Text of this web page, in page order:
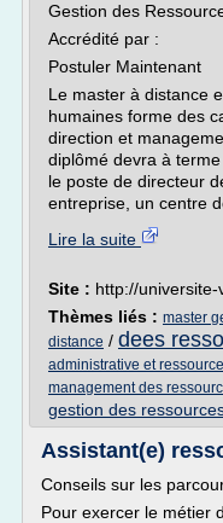
Gestion des
Accrédité par :
Postuler Maintenant
Le master à distance
humaines forme des
direction et
diplômé devra à
le poste de directeur
entreprise, un centre
Lire la suite
Site : http://
Thèmes liés : master
distance / dees
administrative et
management des
gestion des
Assistant(e)
Conseils sur les
Pour exercer le métier